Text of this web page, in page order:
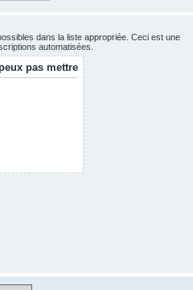
dans la liste appropriée. Ceci est une
automatisées.
pas mettre